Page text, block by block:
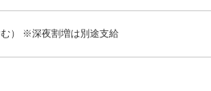
） ※深夜割増は別途支給